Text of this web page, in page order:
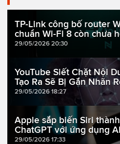
TP-Link công bố router
chuẩn Wi-Fi 8 còn chưa
29/05/2026 20:30
YouTube Siết Chặt Nội
Tạo Ra Sẽ Bị Gắn Nhãn
29/05/2026 18:27
Apple sắp biến Siri
ChatGPT với ứng dụng
29/05/2026 17:33